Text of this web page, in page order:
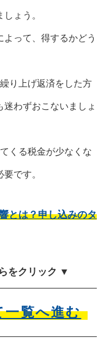
ょう。
って、得するかどう
り上げ返済をした方
わずおこないましょ
くる税金が少なくな
です。
とは？申し込みのタ
をクリック ▼
一覧へ進む